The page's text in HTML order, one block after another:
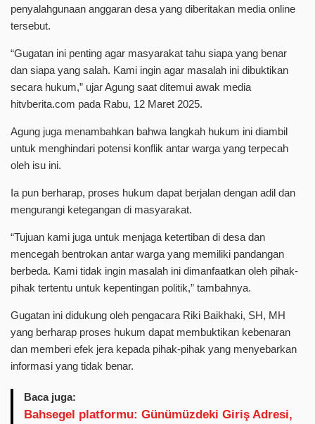
penyalahgunaan anggaran desa yang diberitakan media online
tersebut.
“Gugatan ini penting agar masyarakat tahu siapa yang benar
dan siapa yang salah. Kami ingin agar masalah ini dibuktikan
secara hukum,” ujar Agung saat ditemui awak media
hitvberita.com pada Rabu, 12 Maret 2025.
Agung juga menambahkan bahwa langkah hukum ini diambil
untuk menghindari potensi konflik antar warga yang terpecah
oleh isu ini.
Ia pun berharap, proses hukum dapat berjalan dengan adil dan
mengurangi ketegangan di masyarakat.
“Tujuan kami juga untuk menjaga ketertiban di desa dan
mencegah bentrokan antar warga yang memiliki pandangan
berbeda. Kami tidak ingin masalah ini dimanfaatkan oleh pihak-
pihak tertentu untuk kepentingan politik,” tambahnya.
Gugatan ini didukung oleh pengacara Riki Baikhaki, SH, MH
yang berharap proses hukum dapat membuktikan kebenaran
dan memberi efek jera kepada pihak-pihak yang menyebarkan
informasi yang tidak benar.
Baca juga:
Bahsegel platformu: Günümüzdeki Giriş Adresi,